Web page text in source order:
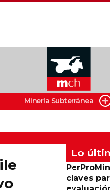
Minería Subterránea
Lo
claves